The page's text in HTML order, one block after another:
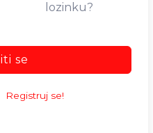
lozinku?
se
Registruj se!